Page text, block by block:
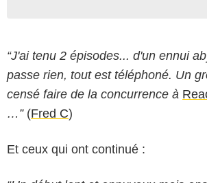
“J'ai tenu 2 épisodes... d'un ennui
passe rien, tout est téléphoné. Un
censé faire de la concurrence à
…” (Fred C)
Et ceux qui ont continué :